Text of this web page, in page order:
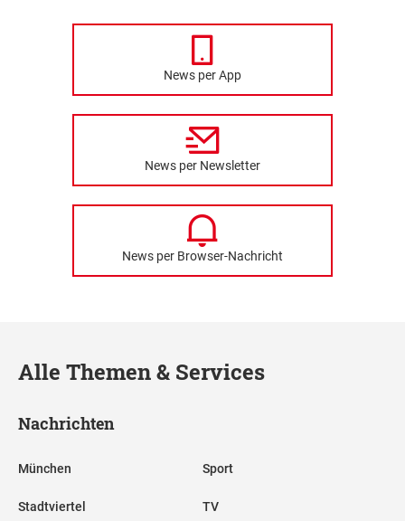
News per App
News per Newsletter
News per Browser-Nachricht
Alle Themen & Services
Nachrichten
München
Stadtviertel
Sport
TV